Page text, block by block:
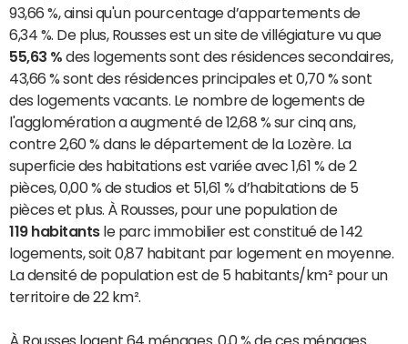
93,66 %, ainsi qu'un pourcentage d’appartements de
6,34 %. De plus, Rousses est un site de villégiature vu que
55,63 % des logements sont des résidences secondaires,
43,66 % sont des résidences principales et 0,70 % sont
des logements vacants. Le nombre de logements de
l'agglomération a augmenté de 12,68 % sur cinq ans,
contre 2,60 % dans le département de la Lozère. La
superficie des habitations est variée avec 1,61 % de 2
pièces, 0,00 % de studios et 51,61 % d’habitations de 5
pièces et plus. À Rousses, pour une population de
119 habitantsle parc immobilier est constitué de 142
logements, soit 0,87 habitant par logement en moyenne.
La densité de population est de 5 habitants/km² pour un
territoire de 22 km².
À Rousses logent 64 ménages. 0,0 % de ces ménages